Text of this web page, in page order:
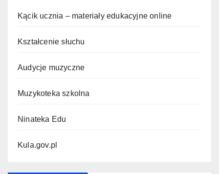
Kącik ucznia – materiały edukacyjne online
Kształcenie słuchu
Audycje muzyczne
Muzykoteka szkolna
Ninateka Edu
Kula.gov.pl